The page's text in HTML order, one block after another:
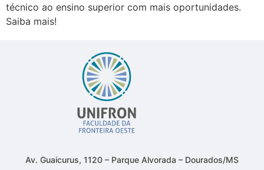
técnico ao ensino superior com mais oportunidades.
Saiba mais!
Av. Guaicurus, 1120 – Parque Alvorada – Dourados/MS